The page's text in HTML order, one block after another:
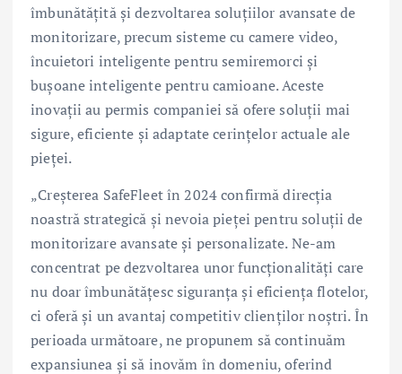
îmbunătățită și dezvoltarea soluțiilor avansate de
monitorizare, precum sisteme cu camere video,
încuietori inteligente pentru semiremorci și
bușoane inteligente pentru camioane. Aceste
inovații au permis companiei să ofere soluții mai
sigure, eficiente și adaptate cerințelor actuale ale
pieței.
„Creșterea SafeFleet în 2024 confirmă direcția
noastră strategică și nevoia pieței pentru soluții de
monitorizare avansate și personalizate. Ne-am
concentrat pe dezvoltarea unor funcționalități care
nu doar îmbunătățesc siguranța și eficiența flotelor,
ci oferă și un avantaj competitiv clienților noștri. În
perioada următoare, ne propunem să continuăm
expansiunea și să inovăm în domeniu, oferind